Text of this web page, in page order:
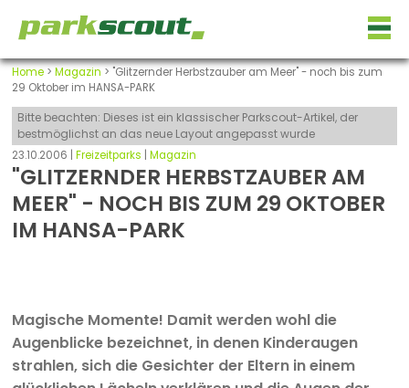
Home> Magazin > "Glitzernder Herbstzauber am Meer" - noch bis zum
29 Oktober im HANSA-PARK
Bitte beachten: Dieses ist ein klassischer Parkscout-Artikel, der
bestmöglichst an das neue Layout angepasst wurde
23.10.2006 | Freizeitparks Magazin
"GLITZERNDER HERBSTZAUBER AM
MEER" - NOCH BIS ZUM 29 OKTOBER
IM HANSA-PARK
Magische Momente! Damit werden wohl die
Augenblicke bezeichnet, in denen Kinderaugen
strahlen, sich die Gesichter der Eltern in einem